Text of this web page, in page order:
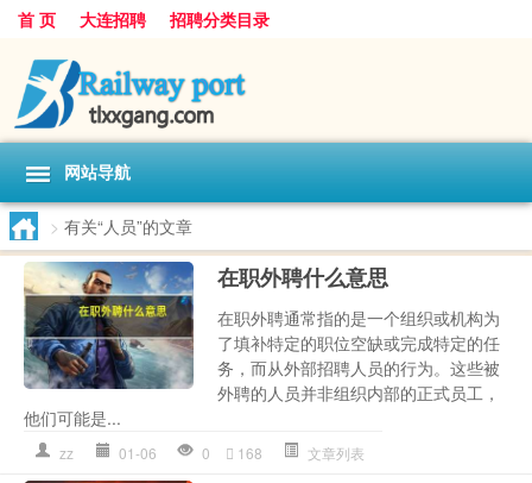
首 页 大连招聘 招聘分类目录
网站导航
> 有关“人员”的文章
在职外聘什么意思
在职外聘通常指的是一个组织或机构为
了填补特定的职位空缺或完成特定的任
务，而从外部招聘人员的行为。这些被
外聘的人员并非组织内部的正式员工，
他们可能是...
zz 01-06 0 168 文章列表